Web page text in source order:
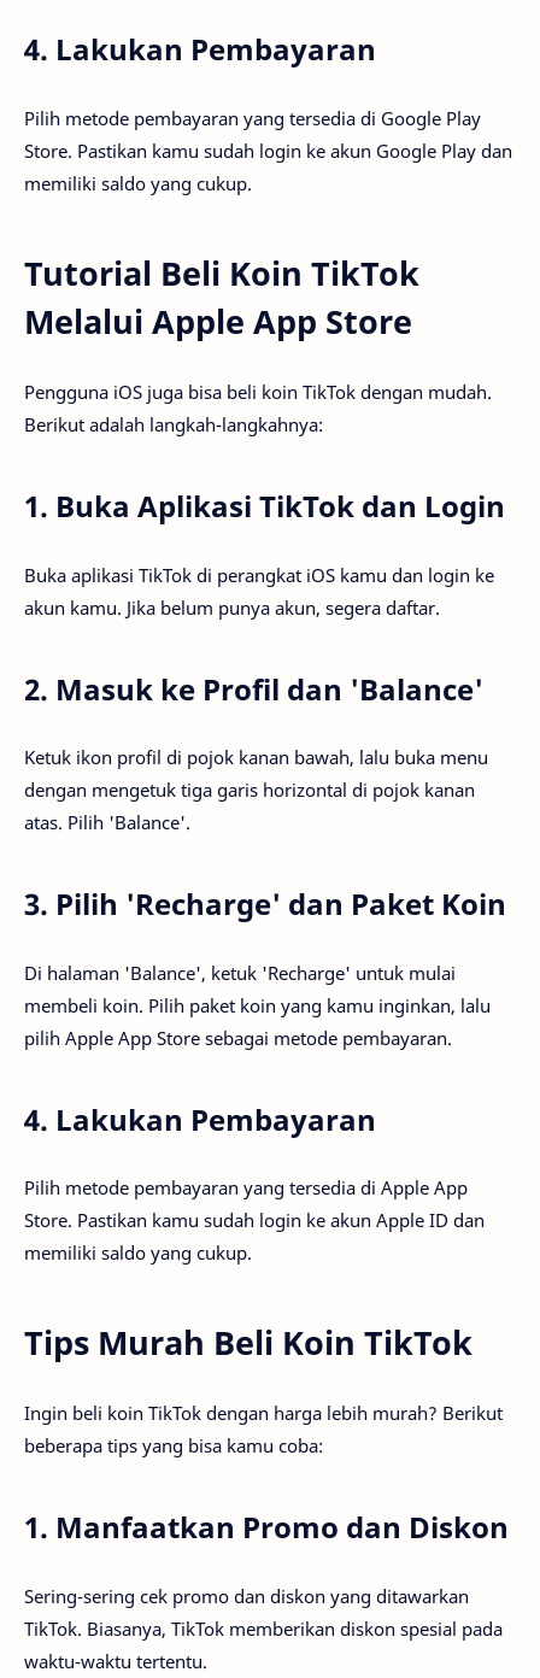
4. Lakukan Pembayaran
Pilih metode pembayaran yang tersedia di Google Play
Store. Pastikan kamu sudah login ke akun Google Play dan
memiliki saldo yang cukup.
Tutorial Beli Koin TikTok
Melalui Apple App Store
Pengguna iOS juga bisa beli koin TikTok dengan mudah.
Berikut adalah langkah-langkahnya:
1. Buka Aplikasi TikTok dan Login
Buka aplikasi TikTok di perangkat iOS kamu dan login ke
akun kamu. Jika belum punya akun, segera daftar.
2. Masuk ke Profil dan 'Balance'
Ketuk ikon profil di pojok kanan bawah, lalu buka menu
dengan mengetuk tiga garis horizontal di pojok kanan
atas. Pilih 'Balance'.
3. Pilih 'Recharge' dan Paket Koin
Di halaman 'Balance', ketuk 'Recharge' untuk mulai
membeli koin. Pilih paket koin yang kamu inginkan, lalu
pilih Apple App Store sebagai metode pembayaran.
4. Lakukan Pembayaran
Pilih metode pembayaran yang tersedia di Apple App
Store. Pastikan kamu sudah login ke akun Apple ID dan
memiliki saldo yang cukup.
Tips Murah Beli Koin TikTok
Ingin beli koin TikTok dengan harga lebih murah? Berikut
beberapa tips yang bisa kamu coba:
1. Manfaatkan Promo dan Diskon
Sering-sering cek promo dan diskon yang ditawarkan
TikTok. Biasanya, TikTok memberikan diskon spesial pada
waktu-waktu tertentu.